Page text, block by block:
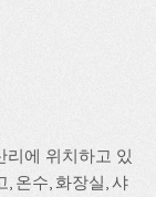
리에 위치하고 있
온수, 화장실, 샤